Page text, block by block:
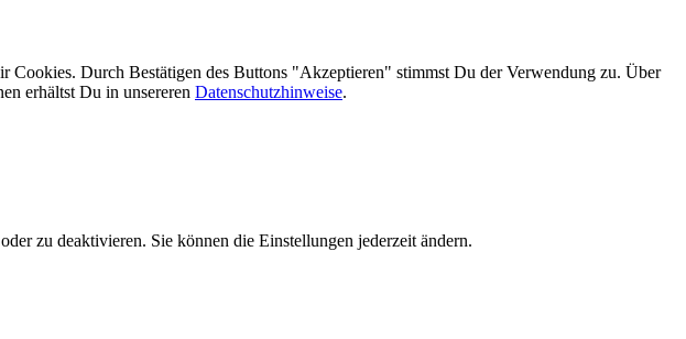
Cookies. Durch Bestätigen des Buttons "Akzeptieren" stimmst Du der Verwendung zu. Über
erhältst Du in unsereren Datenschutzhinweise.
zu deaktivieren. Sie können die Einstellungen jederzeit ändern.